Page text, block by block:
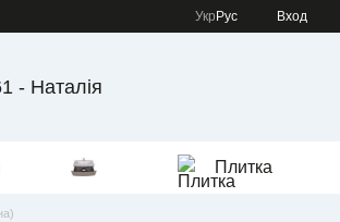
Укр Рус Вход
- Наталія
Плитка